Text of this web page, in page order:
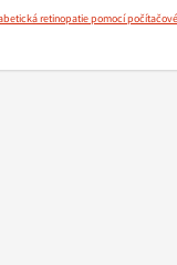
retinopatie pomocí